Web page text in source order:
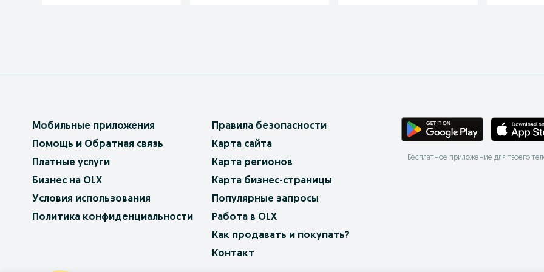
Мобильные приложения
Помощь и Обратная связь
Платные услуги
Бизнес на OLX
Условия использования
Политика конфиденциальности
Правила безопасности
Карта сайта
Карта регионов
Карта бизнес-страницы
Популярные запросы
Работа в OLX
Как продавать и покупать?
Контакт
Бесплатное приложение для твоего